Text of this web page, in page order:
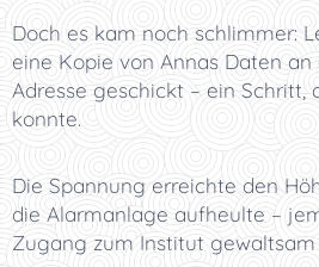
Doch es kam noch schlimmer:
eine Kopie von Annas Daten
Adresse geschickt – ein Schritt,
konnte.
Die Spannung erreichte den
die Alarmanlage aufheulte –
Zugang zum Institut gewaltsam